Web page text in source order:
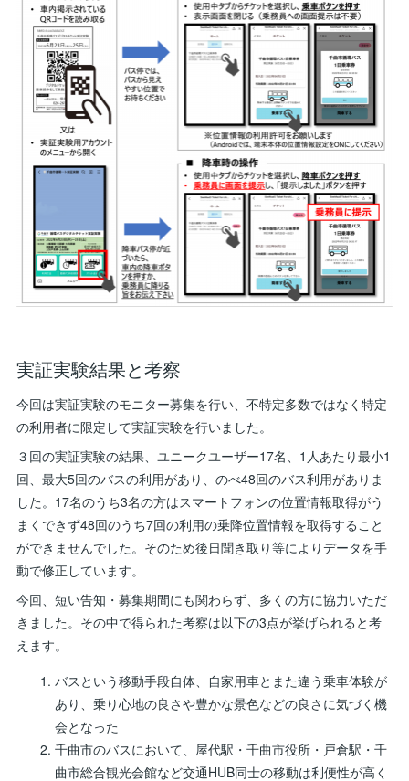
実証実験結果と考察
今回は実証実験のモニター募集を行い、不特定多数ではなく特定
の利用者に限定して実証実験を行いました。
３回の実証実験の結果、ユニークユーザー17名、1人あたり最小1
回、最大5回のバスの利用があり、のべ48回のバス利用がありま
した。17名のうち3名の方はスマートフォンの位置情報取得がう
まくできず48回のうち7回の利用の乗降位置情報を取得すること
ができませんでした。そのため後日聞き取り等によりデータを手
動で修正しています。
今回、短い告知・募集期間にも関わらず、多くの方に協力いただ
きました。その中で得られた考察は以下の3点が挙げられると考
えます。
バスという移動手段自体、自家用車とまた違う乗車体験が
あり、乗り心地の良さや豊かな景色などの良さに気づく機
会となった
千曲市のバスにおいて、屋代駅・千曲市役所・戸倉駅・千
曲市総合観光会館など交通HUB同士の移動は利便性が高く